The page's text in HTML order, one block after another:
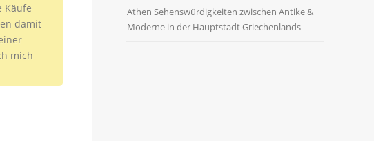
Käufe
damit
mich
Athen Sehenswürdigkeiten zwischen Antike &
Moderne in der Hauptstadt Griechenlands